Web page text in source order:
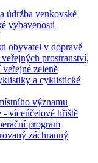
údržba venkovské
vybavenosti
obyvatel v dopravě
prostranství,
zeleně
a cyklistické
významu
víceúčelové hřiště
program
záchranný